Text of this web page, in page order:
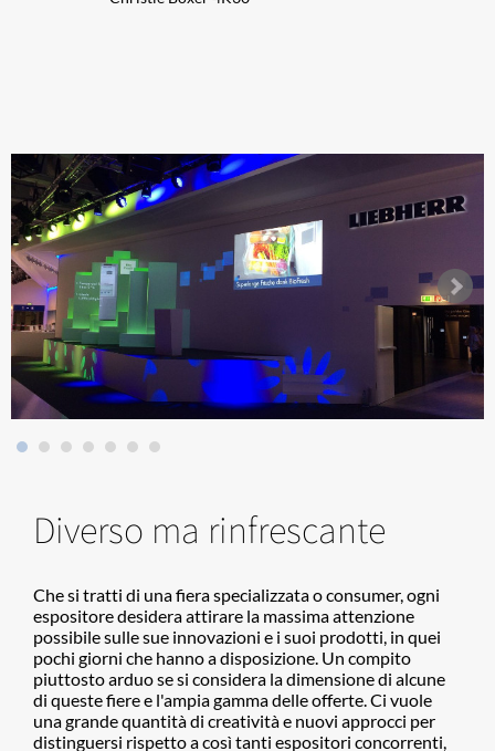
Diverso ma rinfrescante
​Che si tratti di una fiera specializzata o consumer, ogni
espositore desidera attirare la massima attenzione
possibile sulle sue innovazioni e i suoi prodotti, in quei
pochi giorni che hanno a disposizione. Un compito
piuttosto arduo se si considera la dimensione di alcune
di queste fiere e l'ampia gamma delle offerte. Ci vuole
una grande quantità di creatività e nuovi approcci per
distinguersi rispetto a così tanti espositori concorrenti,